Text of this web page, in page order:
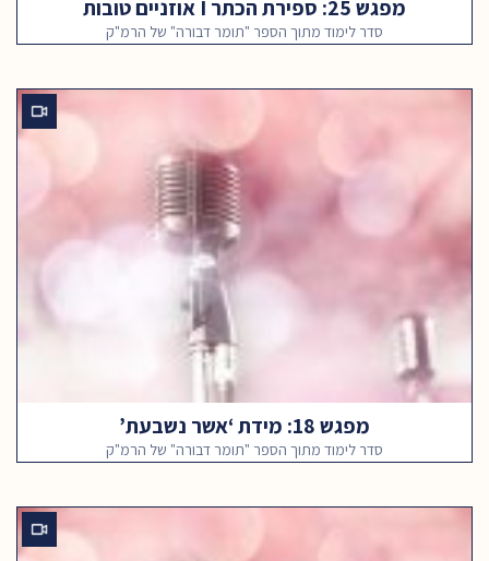
מפגש 25: ספירת הכתר I אוזניים טובות
סדר לימוד מתוך הספר "תומר דבורה" של הרמ"ק
מפגש 18: מידת ‘אשר נשבעת’
סדר לימוד מתוך הספר "תומר דבורה" של הרמ"ק